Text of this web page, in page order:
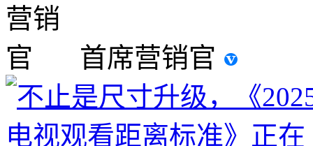
首席营销官